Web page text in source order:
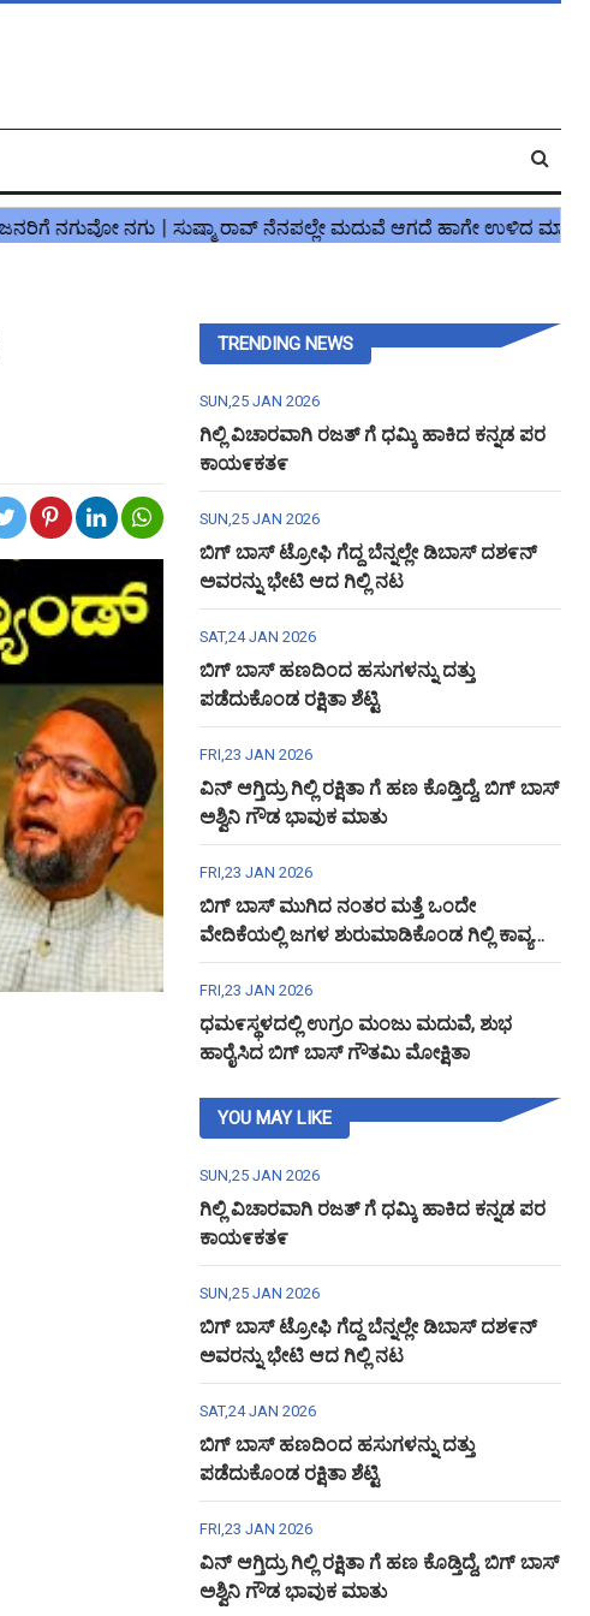
TRENDING NEWS
SUN,25 JAN 2026
ಗಿಲ್ಲಿ ವಿಚಾರವಾಗಿ ರಜತ್ ಗೆ ಧಮ್ಕಿ ಹಾಕಿದ ಕನ್ನಡ ಪರ
ಕಾಯ೯ಕತ೯
SUN,25 JAN 2026
ಬಿಗ್ ಬಾಸ್ ಟ್ರೋಫಿ ಗೆದ್ದ ಬೆನ್ನಲ್ಲೇ ಡಿಬಾಸ್ ದಶ೯ನ್
ಅವರನ್ನು ಭೇಟಿ ಆದ ಗಿಲ್ಲಿ ನಟ
SAT,24 JAN 2026
ಬಿಗ್ ಬಾಸ್ ಹಣದಿಂದ ಹಸುಗಳನ್ನು ದತ್ತು
ಪಡೆದುಕೊಂಡ ರಕ್ಷಿತಾ ಶೆಟ್ಟಿ
FRI,23 JAN 2026
ವಿನ್ ಆಗ್ತಿದ್ರು ಗಿಲ್ಲಿ ರಕ್ಷಿತಾ ಗೆ ಹಣ ಕೊಡ್ತಿದ್ದೆ, ಬಿಗ್ ಬಾಸ್
ಅಶ್ವಿನಿ ಗೌಡ ಭಾವುಕ ಮಾತು
FRI,23 JAN 2026
ಬಿಗ್ ಬಾಸ್ ಮುಗಿದ ನಂತರ ಮತ್ತೆ ಒಂದೇ
ವೇದಿಕೆಯಲ್ಲಿ ಜಗಳ ಶುರುಮಾಡಿಕೊಂಡ ಗಿಲ್ಲಿ ಕಾವ್ಯ
ಅಶ್ವಿನಿ ಗೌಡ
FRI,23 JAN 2026
ಧಮ೯ಸ್ಥಳದಲ್ಲಿ ಉಗ್ರಂ ಮಂಜು ಮದುವೆ, ಶುಭ
ಹಾರೈಸಿದ ಬಿಗ್ ಬಾಸ್ ಗೌತಮಿ ಮೋಕ್ಷಿತಾ
YOU MAY LIKE
SUN,25 JAN 2026
ಗಿಲ್ಲಿ ವಿಚಾರವಾಗಿ ರಜತ್ ಗೆ ಧಮ್ಕಿ ಹಾಕಿದ ಕನ್ನಡ ಪರ
ಕಾಯ೯ಕತ೯
SUN,25 JAN 2026
ಬಿಗ್ ಬಾಸ್ ಟ್ರೋಫಿ ಗೆದ್ದ ಬೆನ್ನಲ್ಲೇ ಡಿಬಾಸ್ ದಶ೯ನ್
ಅವರನ್ನು ಭೇಟಿ ಆದ ಗಿಲ್ಲಿ ನಟ
SAT,24 JAN 2026
ಬಿಗ್ ಬಾಸ್ ಹಣದಿಂದ ಹಸುಗಳನ್ನು ದತ್ತು
ಪಡೆದುಕೊಂಡ ರಕ್ಷಿತಾ ಶೆಟ್ಟಿ
FRI,23 JAN 2026
ವಿನ್ ಆಗ್ತಿದ್ರು ಗಿಲ್ಲಿ ರಕ್ಷಿತಾ ಗೆ ಹಣ ಕೊಡ್ತಿದ್ದೆ, ಬಿಗ್ ಬಾಸ್
ಅಶ್ವಿನಿ ಗೌಡ ಭಾವುಕ ಮಾತು